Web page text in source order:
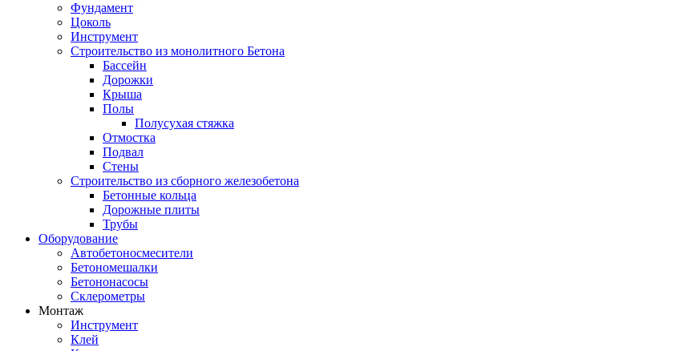
Фундамент
Цоколь
Инструмент
Строительство из монолитного Бетона
Бассейн
Дорожки
Крыша
Полы
Полусухая стяжка
Отмостка
Подвал
Стены
Строительство из сборного железобетона
Бетонные кольца
Дорожные плиты
Трубы
Оборудование
Автобетоносмесители
Бетономешалки
Бетононасосы
Склерометры
Монтаж
Инструмент
Клей